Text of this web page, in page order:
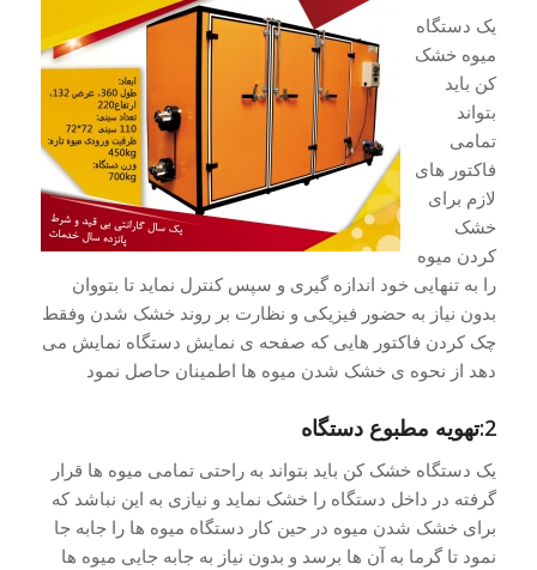
یک دستگاه
میوه خشک
کن باید
بتواند
تمامی
فاکتور های
لازم برای
خشک
کردن میوه
را به تنهایی خود اندازه گیری و سپس کنترل نماید تا بتووان
بدون نیاز به حضور فیزیکی و نظارت بر روند خشک شدن وفقط
چک کردن فاکتور هایی که صفحه ی نمایش دستگاه نمایش می
دهد از نحوه ی خشک شدن میوه ها اطمینان حاصل نمود
2:تهویه مطبوع دستگاه
یک دستگاه خشک کن باید بتواند به راحتی تمامی میوه ها قرار
گرفته در داخل دستگاه را خشک نماید و نیازی به این نباشد که
برای خشک شدن میوه در حین کار دستگاه میوه ها را جابه جا
نمود تا گرما به آن ها برسد و بدون نیاز به جابه جایی میوه ها